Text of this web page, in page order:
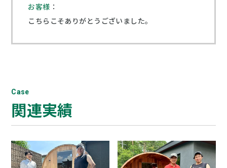
お客様 ：
こちらこそありがとうございました。
Case
関連実績